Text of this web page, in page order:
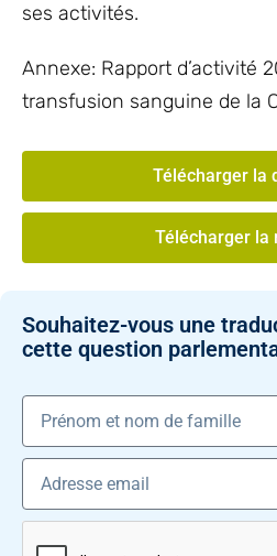
ses activités.
Annexe: Rapport d’activité
transfusion sanguine de la
Télécharger la
Télécharger la
Souhaitez-vous une
cette question